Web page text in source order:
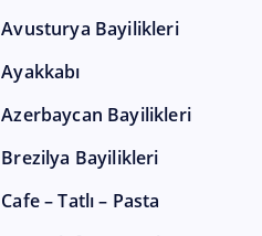
Avusturya Bayilikleri
Ayakkabı
Azerbaycan Bayilikleri
Brezilya Bayilikleri
Cafe – Tatlı – Pasta